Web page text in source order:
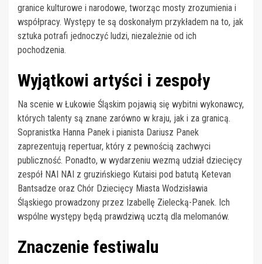
granice kulturowe i narodowe, tworząc mosty zrozumienia i
współpracy. Występy te są doskonałym przykładem na to, jak
sztuka potrafi jednoczyć ludzi, niezależnie od ich
pochodzenia.
Wyjątkowi artyści i zespoły
Na scenie w Łukowie Śląskim pojawią się wybitni wykonawcy,
których talenty są znane zarówno w kraju, jak i za granicą.
Sopranistka Hanna Panek i pianista Dariusz Panek
zaprezentują repertuar, który z pewnością zachwyci
publiczność. Ponadto, w wydarzeniu wezmą udział dziecięcy
zespół NAI NAI z gruzińskiego Kutaisi pod batutą Ketevan
Bantsadze oraz Chór Dziecięcy Miasta Wodzisławia
Śląskiego prowadzony przez Izabellę Zielecką-Panek. Ich
wspólne występy będą prawdziwą ucztą dla melomanów.
Znaczenie festiwalu